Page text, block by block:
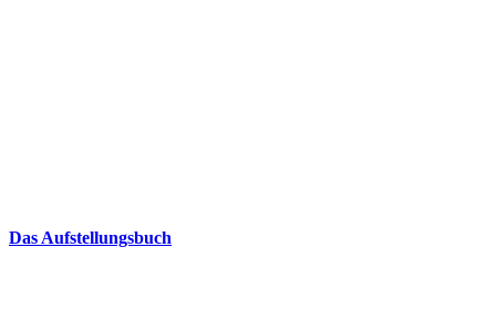
Das Aufstellungsbuch